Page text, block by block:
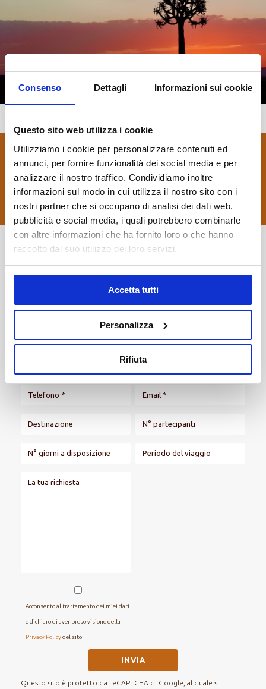
Consenso Dettagli Informazioni sui cookie
Questo sito web utilizza i cookie
Utilizziamo i cookie per personalizzare contenuti ed
annunci, per fornire funzionalità dei social media e per
analizzare il nostro traffico. Condividiamo inoltre
informazioni sul modo in cui utilizza il nostro sito con i
nostri partner che si occupano di analisi dei dati web,
pubblicità e social media, i quali potrebbero combinarle
con altre informazioni che ha fornito loro o che hanno
raccolto dal suo utilizzo dei loro servizi.
Accetta tutti
Personalizza
Rifiuta
Scopri tutti i nostri itinerari di viaggio
APPROFONDISCI
Vuoi scoprire di più sullo spettacolo naturale
del Fish River Canyon?
Richiedi informazioni su questa
destinazione
Acconsento al trattamento dei miei dati
e dichiaro di aver preso visione della
Privacy Policydel sito
Questo sito è protetto da reCAPTCHA di Google, al quale si